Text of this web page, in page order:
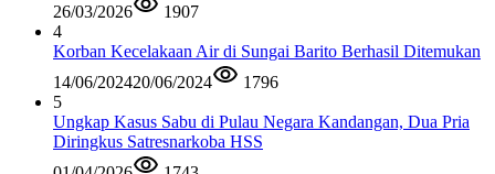
26/03/2026
1907
4
Korban Kecelakaan Air di Sungai Barito Berhasil Ditemukan
14/06/202420/06/2024
1796
5
Ungkap Kasus Sabu di Pulau Negara Kandangan, Dua Pria
Diringkus Satresnarkoba HSS